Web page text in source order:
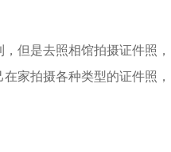
但是去照相馆拍摄证件照，
在家拍摄各种类型的证件照，